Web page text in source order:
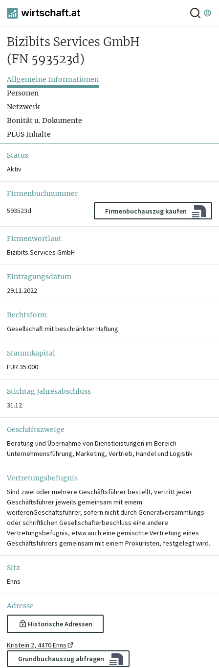
Bizibits Services GmbH
(FN 593523d)
Allgemeine Informationen
Personen
Netzwerk
Bonität u. Dokumente
PLUS Inhalte
Status
Aktiv
Firmenbuchnummer
593523d
Firmenbuchauszug kaufen
Firmenwortlaut
Bizibits Services GmbH
Eintragungsdatum
29.11.2022
Rechtsform
Gesellschaft mit beschränkter Haftung
Stammkapital
EUR 35.000
Stichtag Jahresabschluss
31.12.
Geschäftszweige
Beratung und Übernahme von Dienstleistungen im Bereich
Unternehmensführung, Marketing, Vertrieb, Handel und Logistik
Vertretungsbefugnis
Sind zwei oder mehrere Geschäftsführer bestellt, vertritt jeder
Geschäftsführer jeweils gemeinsam mit einem
weiterenGeschäftsführer, sofern nicht durch Generalversammlungs
oder schriftlichen Gesellschafterbeschluss eine andere
Vertretungsbefugnis, etwa auch eine gemischte Vertretung eines
Geschäftsführers gemeinsam mit einem Prokuristen, festgelegt wird.
Sitz
Enns
Adresse
Historische Adressen
Kristein 2, 4470 Enns
Grundbuchauszug abfragen